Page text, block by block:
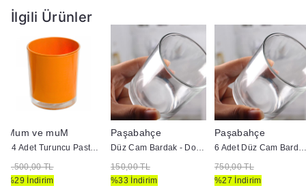
İlgili Ürünler
Mum ve muM
24 Adet Turuncu Pastel Renk Cam Mumluk - İç Boyama - Doluma Uygun 403
3.500,00 TL
%29 İndirim
Paşabahçe
Düz Cam Bardak - Doluma Uygun
150,00 TL
%33 İndirim
Paşabahçe
6 Adet Düz Cam Bardak -
750,00 TL
%27 İndirim